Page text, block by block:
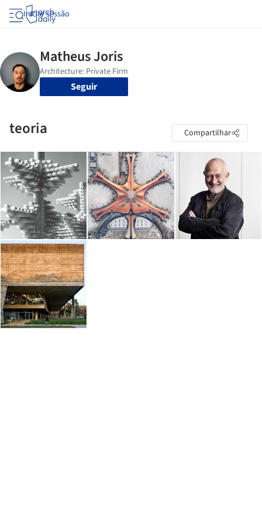
Iniciar sessão
Seguir
teoria Compartilhar